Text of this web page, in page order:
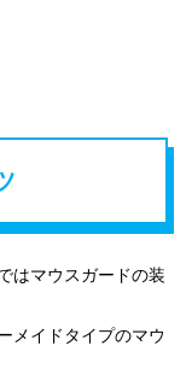
はマウスガードの装
メイドタイプのマウ